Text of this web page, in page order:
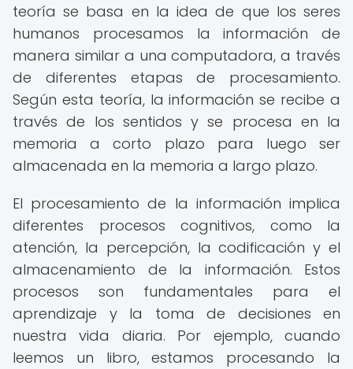
teoría se basa en la idea de que los seres
humanos procesamos la información de
manera similar a una computadora, a través
de diferentes etapas de procesamiento.
Según esta teoría, la información se recibe a
través de los sentidos y se procesa en la
memoria a corto plazo para luego ser
almacenada en la memoria a largo plazo.
El procesamiento de la información implica
diferentes procesos cognitivos, como la
atención, la percepción, la codificación y el
almacenamiento de la información. Estos
procesos son fundamentales para el
aprendizaje y la toma de decisiones en
nuestra vida diaria. Por ejemplo, cuando
leemos un libro, estamos procesando la